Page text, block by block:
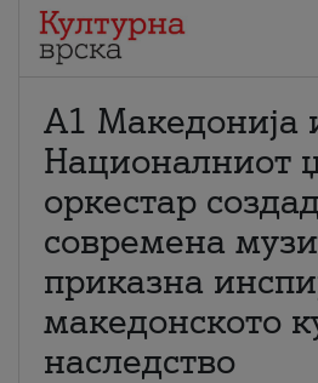
А1 Македонија
Националниот
оркестар
современа
приказна
македонското
наследство